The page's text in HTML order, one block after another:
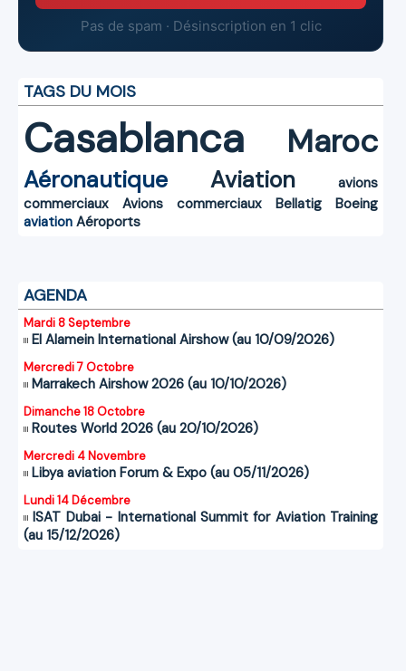
Pas de spam · Désinscription en 1 clic
TAGS DU MOIS
Casablanca Maroc
Aéronautique Aviation
avions
commerciaux
Avions commerciaux Bellatig
Boeing
aviation Aéroports
AGENDA
Mardi 8 Septembre
El Alamein International Airshow (au 10/09/2026)
Mercredi 7 Octobre
Marrakech Airshow 2026 (au 10/10/2026)
Dimanche 18 Octobre
Routes World 2026 (au 20/10/2026)
Mercredi 4 Novembre
Libya aviation Forum & Expo (au 05/11/2026)
Lundi 14 Décembre
ISAT Dubai - International Summit for Aviation Training
(au 15/12/2026)